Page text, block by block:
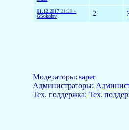
01.12.2017 21:20 »
GSokolov
2
Модераторы: saper
Aдминистраторы:
Тех. поддержка: Тех.